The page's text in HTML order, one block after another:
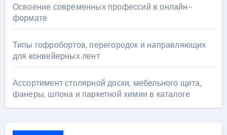
Освоение современных профессий в онлайн-
формате
Типы гофробортов, перегородок и направляющих
для конвейерных лент
Ассортимент столярной доски, мебельного щита,
фанеры, шпона и паркетной химии в каталоге